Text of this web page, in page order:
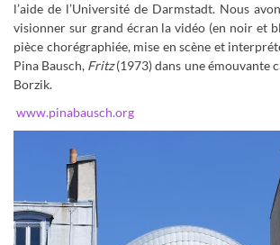
l’aide de l’Université de Darmstadt. Nous
visionner sur grand écran la vidéo (en noir et
pièce chorégraphiée, mise en scène et
Pina Bausch, Fritz(1973) dans une émouvante
Borzik.
www.pinabausch.org